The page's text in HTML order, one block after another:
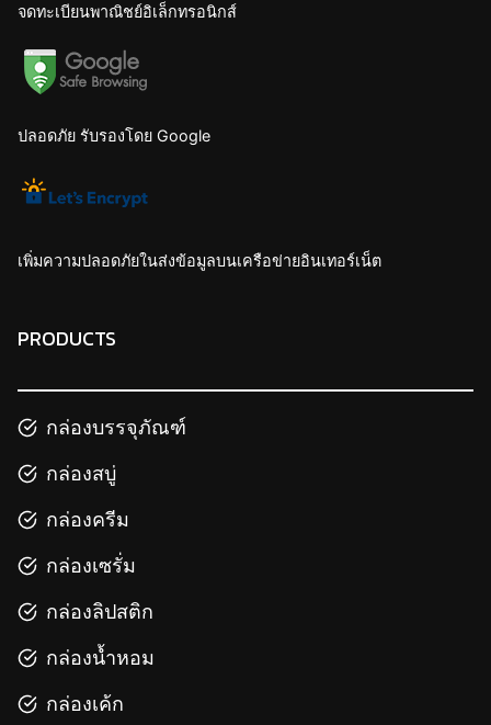
จดทะเบียนพาณิชย์อิเล็กทรอนิกส์
ปลอดภัย รับรองโดย Google
เพิ่มความปลอดภัยในส่งข้อมูลบนเครือข่ายอินเทอร์เน็ต
PRODUCTS
กล่องบรรจุภัณฑ์
กล่องสบู่
กล่องครีม
กล่องเซรั่ม
กล่องลิปสติก
กล่องน้ำหอม
กล่องเค้ก